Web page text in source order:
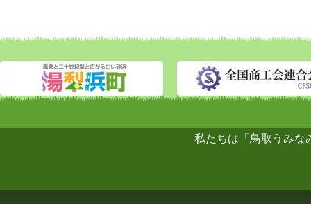
私たちは「鳥取うみな